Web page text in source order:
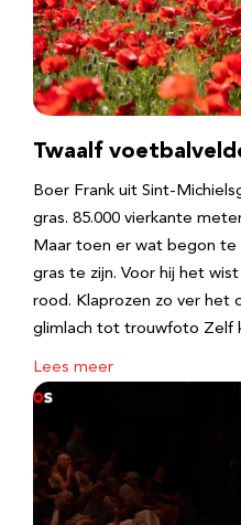
Twaalf
Boer Frank uit Sint-
gras. 85.000 vierkante
Maar toen er wat begon
gras te zijn. Voor hij het
rood. Klaprozen zo ver het
glimlach tot trouwfoto Zelf
Lees meer